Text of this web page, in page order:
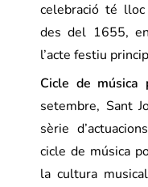
celebració té
des del 1655,
l’acte festiu
Cicle de música
setembre, Sant
sèrie
cicle de música
la cultura